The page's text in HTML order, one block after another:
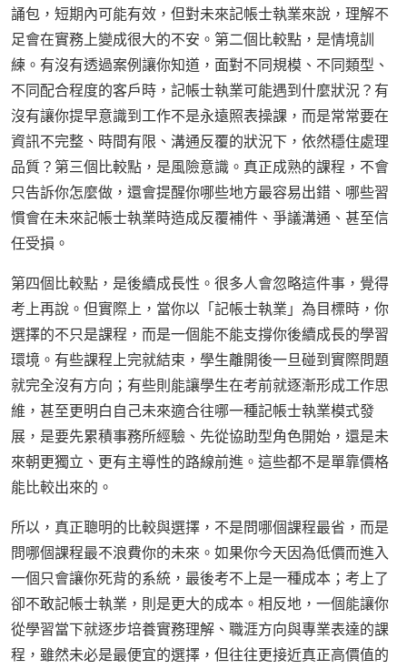
誦包，短期內可能有效，但對未來記帳士執業來說，理解不
足會在實務上變成很大的不安。第二個比較點，是情境訓
練。有沒有透過案例讓你知道，面對不同規模、不同類型、
不同配合程度的客戶時，記帳士執業可能遇到什麼狀況？有
沒有讓你提早意識到工作不是永遠照表操課，而是常常要在
資訊不完整、時間有限、溝通反覆的狀況下，依然穩住處理
品質？第三個比較點，是風險意識。真正成熟的課程，不會
只告訴你怎麼做，還會提醒你哪些地方最容易出錯、哪些習
慣會在未來記帳士執業時造成反覆補件、爭議溝通、甚至信
任受損。
第四個比較點，是後續成長性。很多人會忽略這件事，覺得
考上再說。但實際上，當你以「記帳士執業」為目標時，你
選擇的不只是課程，而是一個能不能支撐你後續成長的學習
環境。有些課程上完就結束，學生離開後一旦碰到實際問題
就完全沒有方向；有些則能讓學生在考前就逐漸形成工作思
維，甚至更明白自己未來適合往哪一種記帳士執業模式發
展，是要先累積事務所經驗、先從協助型角色開始，還是未
來朝更獨立、更有主導性的路線前進。這些都不是單靠價格
能比較出來的。
所以，真正聰明的比較與選擇，不是問哪個課程最省，而是
問哪個課程最不浪費你的未來。如果你今天因為低價而進入
一個只會讓你死背的系統，最後考不上是一種成本；考上了
卻不敢記帳士執業，則是更大的成本。相反地，一個能讓你
從學習當下就逐步培養實務理解、職涯方向與專業表達的課
程，雖然未必是最便宜的選擇，但往往更接近真正高價值的